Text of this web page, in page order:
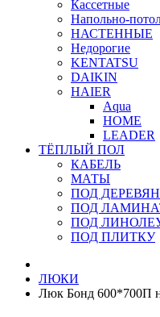
Кассетные
Напольно-
НАСТЕННЫЕ
Недорогие
KENTATSU
DAIKIN
HAIER
Aqua
HOME
LEADER
ТЁПЛЫЙ ПОЛ
КАБЕЛЬ
МАТЫ
ПОД
ПОД
ПОД
ПОД ПЛИТКУ
ЛЮКИ
Люк Бонд 600*700П